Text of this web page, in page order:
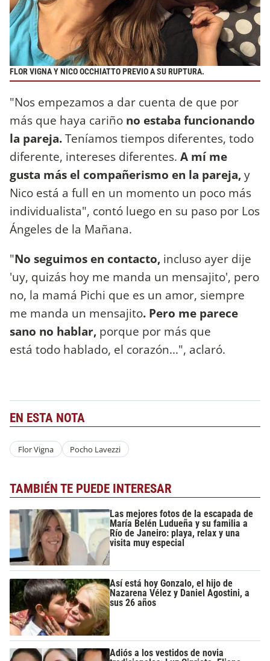
FLOR VIGNA Y NICO OCCHIATTO PREVIO A SU RUPTURA.
"Nos empezamos a dar cuenta de que por
más que haya cariño no estaba funcionando
la pareja.Teníamos tiempos diferentes, todo
diferente, intereses diferentes. A mí me
gusta más el compañerismo en la pareja,y
Nico está a full en un momento un poco más
individualista", contó luego en su paso por Los
Ángeles de la Mañana.
"No seguimos en contacto, incluso ayer dije
'uy, quizás hoy me manda un mensajito', pero
no, la mamá Pichi que es un amor, siempre
me manda un mensajito. Pero me parece
sano no hablar, porque por más que
está todo hablado, el corazón...", aclaró.
EN ESTA NOTA
Flor Vigna Pocho Lavezzi
TAMBIÉN TE PUEDE INTERESAR
Las mejores fotos de la escapada de
María Belén Ludueña y su familia a
Río de Janeiro: playa, relax y una
visita muy especial
Así está hoy Gonzalo, el hijo de
Nazarena Vélez y Daniel Agostini, a
sus 26 años
Adiós a los vestidos de novia